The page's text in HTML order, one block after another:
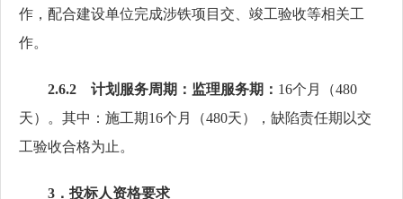
作，配合建设单位完成涉铁项目交、竣工验收等相关工
作。
2.6.2 计划服务周期：监理服务期： 16个月（480
天）。其中：施工期16个月（480天），缺陷责任期以交
工验收合格为止。
3．投标人资格要求